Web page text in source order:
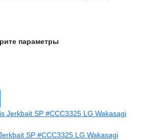
параметры
SP #CCC3325 LG Wakasagi